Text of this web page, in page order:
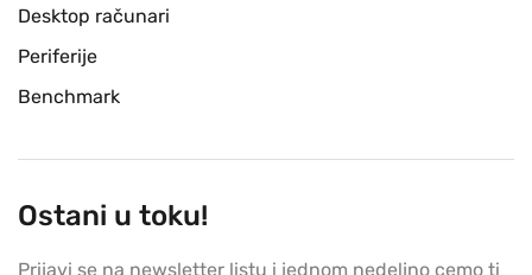
Desktop računari
Periferije
Benchmark
Ostani u toku!
Prijavi se na newsletter listu i jednom nedeljno cemo ti